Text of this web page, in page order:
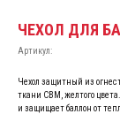
ЧЕХОЛ ДЛЯ
Артикул:
Чехол защитный из
ткани СВМ, желтого
и защищает баллон от